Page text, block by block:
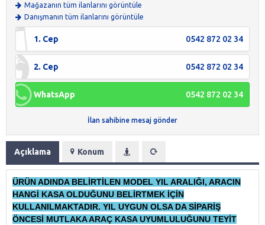
Mağazanın tüm ilanlarını görüntüle
Danışmanın tüm ilanlarını görüntüle
1. Cep 0542 872 02 34
2. Cep 0542 872 02 34
WhatsApp 0542 872 02 34
İlan sahibine mesaj gönder
Açıklama Konum
ÜRÜN ADINDA BELİRTİLEN MODEL YIL ARALIĞI, ARACIN
HANGİ KASA OLDUĞUNU BELİRTMEK İÇİN
KULLANILMAKTADIR. YIL UYGUN OLSA DA SİPARİŞ
ÖNCESİ MUTLAKA ARAÇ KASA UYUMLULUĞUNU TEYİT